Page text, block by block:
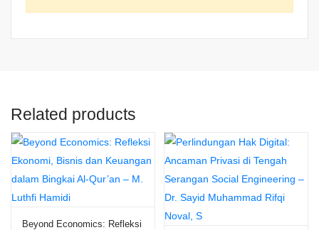
Related products
Beyond Economics: Refleksi